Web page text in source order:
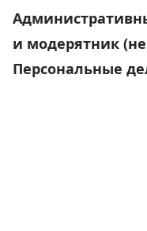
и модерятник
Персональные